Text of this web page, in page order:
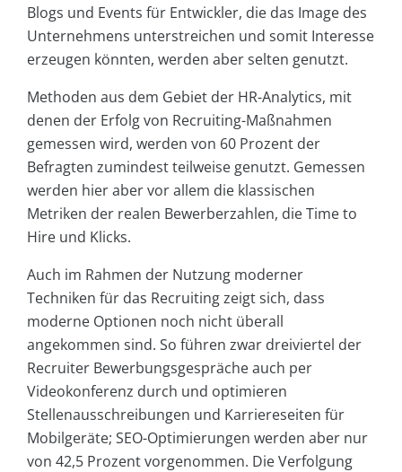
Blogs und Events für Entwickler, die das Image des
Unternehmens unterstreichen und somit Interesse
erzeugen könnten, werden aber selten genutzt.
Methoden aus dem Gebiet der HR-Analytics, mit
denen der Erfolg von Recruiting-Maßnahmen
gemessen wird, werden von 60 Prozent der
Befragten zumindest teilweise genutzt. Gemessen
werden hier aber vor allem die klassischen
Metriken der realen Bewerberzahlen, die Time to
Hire und Klicks.
Auch im Rahmen der Nutzung moderner
Techniken für das Recruiting zeigt sich, dass
moderne Optionen noch nicht überall
angekommen sind. So führen zwar dreiviertel der
Recruiter Bewerbungsgespräche auch per
Videokonferenz durch und optimieren
Stellenausschreibungen und Karriereseiten für
Mobilgeräte; SEO-Optimierungen werden aber nur
von 42,5 Prozent vorgenommen. Die Verfolgung